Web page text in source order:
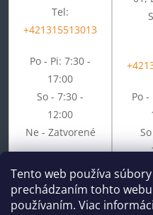
Tento web používa
prechádzaním tohto
používaním. Viac
Tel:
+421315513013
Po - Pi: 7:30 -
17:00
So - 7:30 -
12:00
Ne - Zatvorené
Po -
Ne -